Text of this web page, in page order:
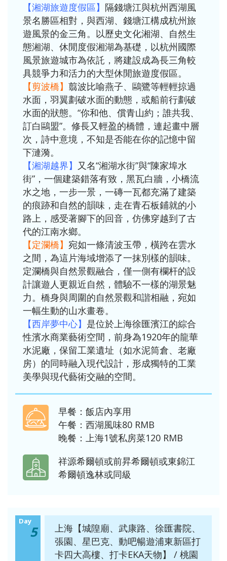
【湘湖旅遊度假區】 隔錢塘江與杭州西湖風
景名勝區相對，與西湖、錢塘江構成杭州旅
遊風景的金三角。以歷史文化湘湖、自然生
態湘湖、休閒度假湘湖為基礎，以杭州國際
風景旅遊城市為依託，將建設成為長三角較
具競爭力和活力的大型休閒旅遊度假區。
【剪波橋】 翦波比喻燕子、鷗鷺等輕輕掠過
水面，羽翼劃破水面的動態，或船前行劃破
水面的狀態。“你和他、償青山約；誰共我、
訂白鷗盟”。修長又輕盈的橋體，連起畫中層
次，詩中意境，不知是否能在你的記憶中留
下漣漪。
【湘湖越界】 又名“湘湖水街”與“陳家埠水
街”，一個建築錯落有致，黑瓦白牆，小橋流
水之地，一步一景，一磚一瓦都充滿了建築
的痕跡和自然的韻味，走在青石板鋪就的小
路上，感受著腳下的回音，仿佛穿越到了古
代的江南水鄉。
【定瀾橋】 宛如一條清波玉帶，橫跨在雲水
之間，為這片海域增添了一抹別樣的韻味。
定瀾橋與自然景觀融合，僅一側有欄杆的設
計讓遊人更親近自然，體驗不一樣的湖景魅
力。橋身與周圍的自然景觀和諧相融，宛如
一幅生動的山水畫卷。
【西岸夢中心】 是位於上海徐匯濱江的綜合
性濱水商業藝術空間，前身為1920年的龍華
水泥廠，保留工業遺址（如水泥筒倉、老廠
房）的同時融入現代設計，形成獨特的工業
美學與現代藝術交融的空間。
早餐：飯店內享用
午餐：西湖風味80 RMB
晚餐：上海1號私房菜120 RMB
祥源希爾頓或前昇希爾頓或東錦江
希爾頓逸林或同級
Day
5
上海【城隍廟、武康路、徐匯書院、
張園、星巴克、動吧暢遊浦東新區打
卡四大高樓、打卡EKA天物】 / 桃園